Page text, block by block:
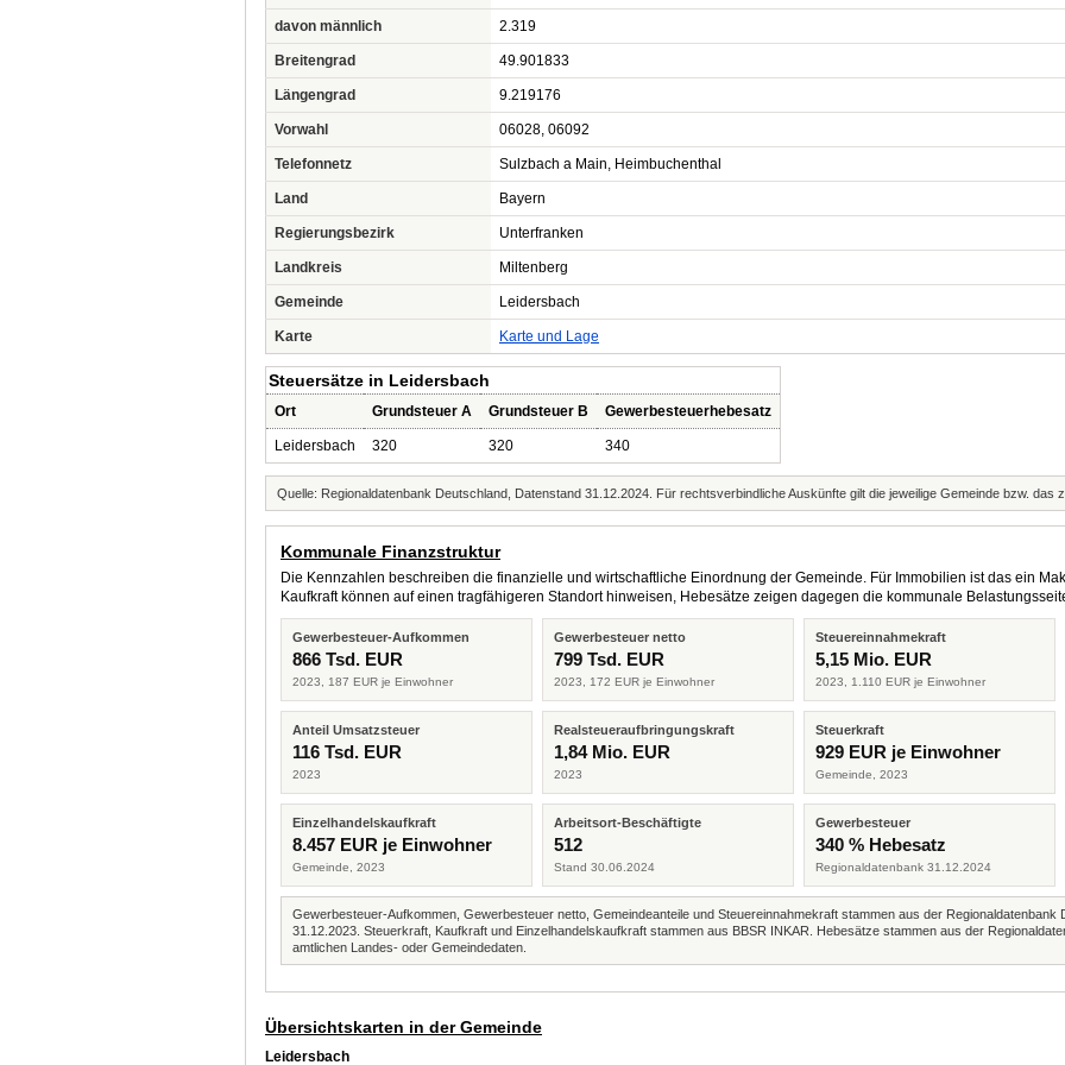
davon männlich 2.319
Breitengrad 49.901833
Längengrad 9.219176
Vorwahl 06028, 06092
Telefonnetz Sulzbach a Main, Heimbuchenthal
Land Bayern
Regierungsbezirk Unterfranken
Landkreis Miltenberg
Gemeinde Leidersbach
Karte Karte und Lage
Steuersätze in Leidersbach
Ort Grundsteuer A Grundsteuer B Gewerbesteuerhebesatz
Leidersbach 320 320 340
Quelle: Regionaldatenbank Deutschland, Datenstand 31.12.2024. Für rechtsverbindliche Auskünfte gilt die jeweilige Gemeinde bzw. das
Kommunale Finanzstruktur
Die Kennzahlen beschreiben die finanzielle und wirtschaftliche Einordnung der Gemeinde. Für Immobilien ist das ein
Kaufkraft können auf einen tragfähigeren Standort hinweisen, Hebesätze zeigen dagegen die kommunale
Gewerbesteuer-Aufkommen
866 Tsd. EUR
2023, 187 EUR je Einwohner
Gewerbesteuer netto
799 Tsd. EUR
2023, 172 EUR je Einwohner
Steuereinnahmekraft
5,15 Mio. EUR
2023, 1.110 EUR je Einwohner
Anteil Umsatzsteuer
116 Tsd. EUR
2023
Realsteueraufbringungskraft
1,84 Mio. EUR
2023
Steuerkraft
929 EUR je Einwohner
Gemeinde, 2023
Einzelhandelskaufkraft
8.457 EUR je Einwohner
Gemeinde, 2023
Arbeitsort-Beschäftigte
512
Stand 30.06.2024
Gewerbesteuer
340 % Hebesatz
Regionaldatenbank 31.12.2024
Gewerbesteuer-Aufkommen, Gewerbesteuer netto, Gemeindeanteile und Steuereinnahmekraft stammen aus der
31.12.2023. Steuerkraft, Kaufkraft und Einzelhandelskaufkraft stammen aus BBSR INKAR. Hebesätze stammen aus der
amtlichen Landes- oder Gemeindedaten.
Übersichtskarten in der Gemeinde
Leidersbach